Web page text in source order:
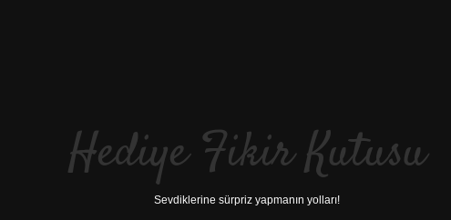
Hediye Fikir Kutusu
Sevdiklerine sürpriz yapmanın yolları!